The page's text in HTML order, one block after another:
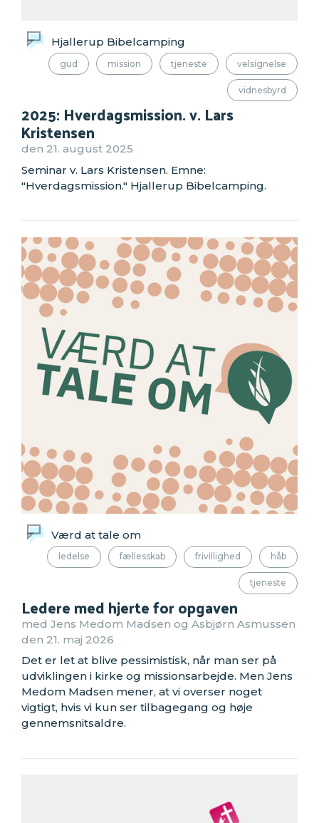
Hjallerup Bibelcamping
gud mission tjeneste velsignelse
vidnesbyrd
2025: Hverdagsmission. v. Lars
Kristensen
den 21. august 2025
Seminar v. Lars Kristensen. Emne:
"Hverdagsmission." Hjallerup Bibelcamping.
Værd at tale om
ledelse fællesskab frivillighed håb
tjeneste
Ledere med hjerte for opgaven
med Jens Medom Madsen og Asbjørn Asmussen
den 21. maj 2026
Det er let at blive pessimistisk, når man ser på
udviklingen i kirke og missionsarbejde. Men Jens
Medom Madsen mener, at vi overser noget
vigtigt, hvis vi kun ser tilbagegang og høje
gennemsnitsaldre.